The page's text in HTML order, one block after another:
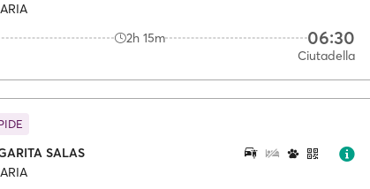
2h 15m 06:30
Ciutadella
SALAS